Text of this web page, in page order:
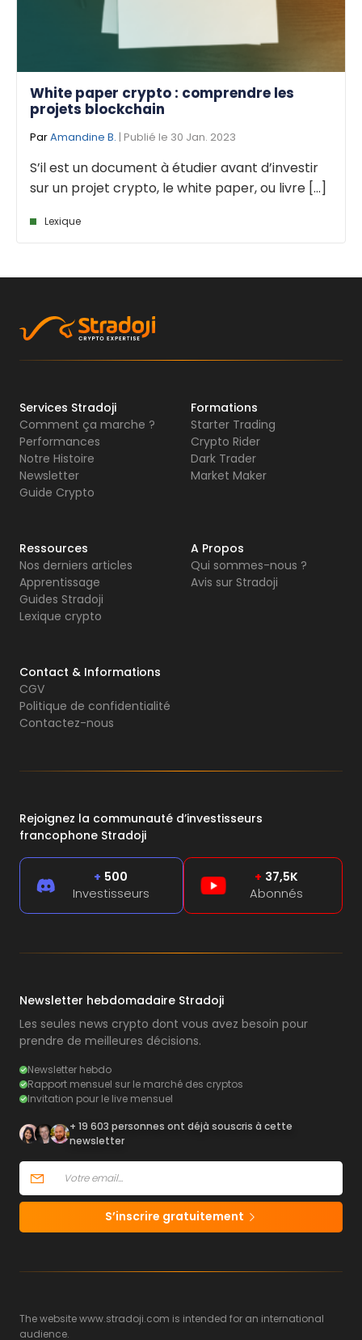
White paper crypto : comprendre les
projets blockchain
ParAmandine B. | Publié le 30 Jan. 2023
S’il est un document à étudier avant d’investir
sur un projet crypto, le white paper, ou livre [...]
Lexique
Services Stradoji
Comment ça marche ?
Performances
Notre Histoire
Newsletter
Guide Crypto
Formations
Starter Trading
Crypto Rider
Dark Trader
Market Maker
Ressources
Nos derniers articles
Apprentissage
Guides Stradoji
Lexique crypto
A Propos
Qui sommes-nous ?
Avis sur Stradoji
Contact & Informations
CGV
Politique de confidentialité
Contactez-nous
Rejoignez la communauté d’investisseurs
francophone Stradoji
+ 500
Investisseurs
+ 37,5K
Abonnés
Newsletter hebdomadaire Stradoji
Les seules news crypto dont vous avez besoin pour
prendre de meilleures décisions.
Newsletter hebdo
Rapport mensuel sur le marché des cryptos
Invitation pour le live mensuel
+ 19 603 personnes ont déjà souscris à cette
newsletter
S’inscrire gratuitement
The website www.stradoji.com is intended for an international
audience.